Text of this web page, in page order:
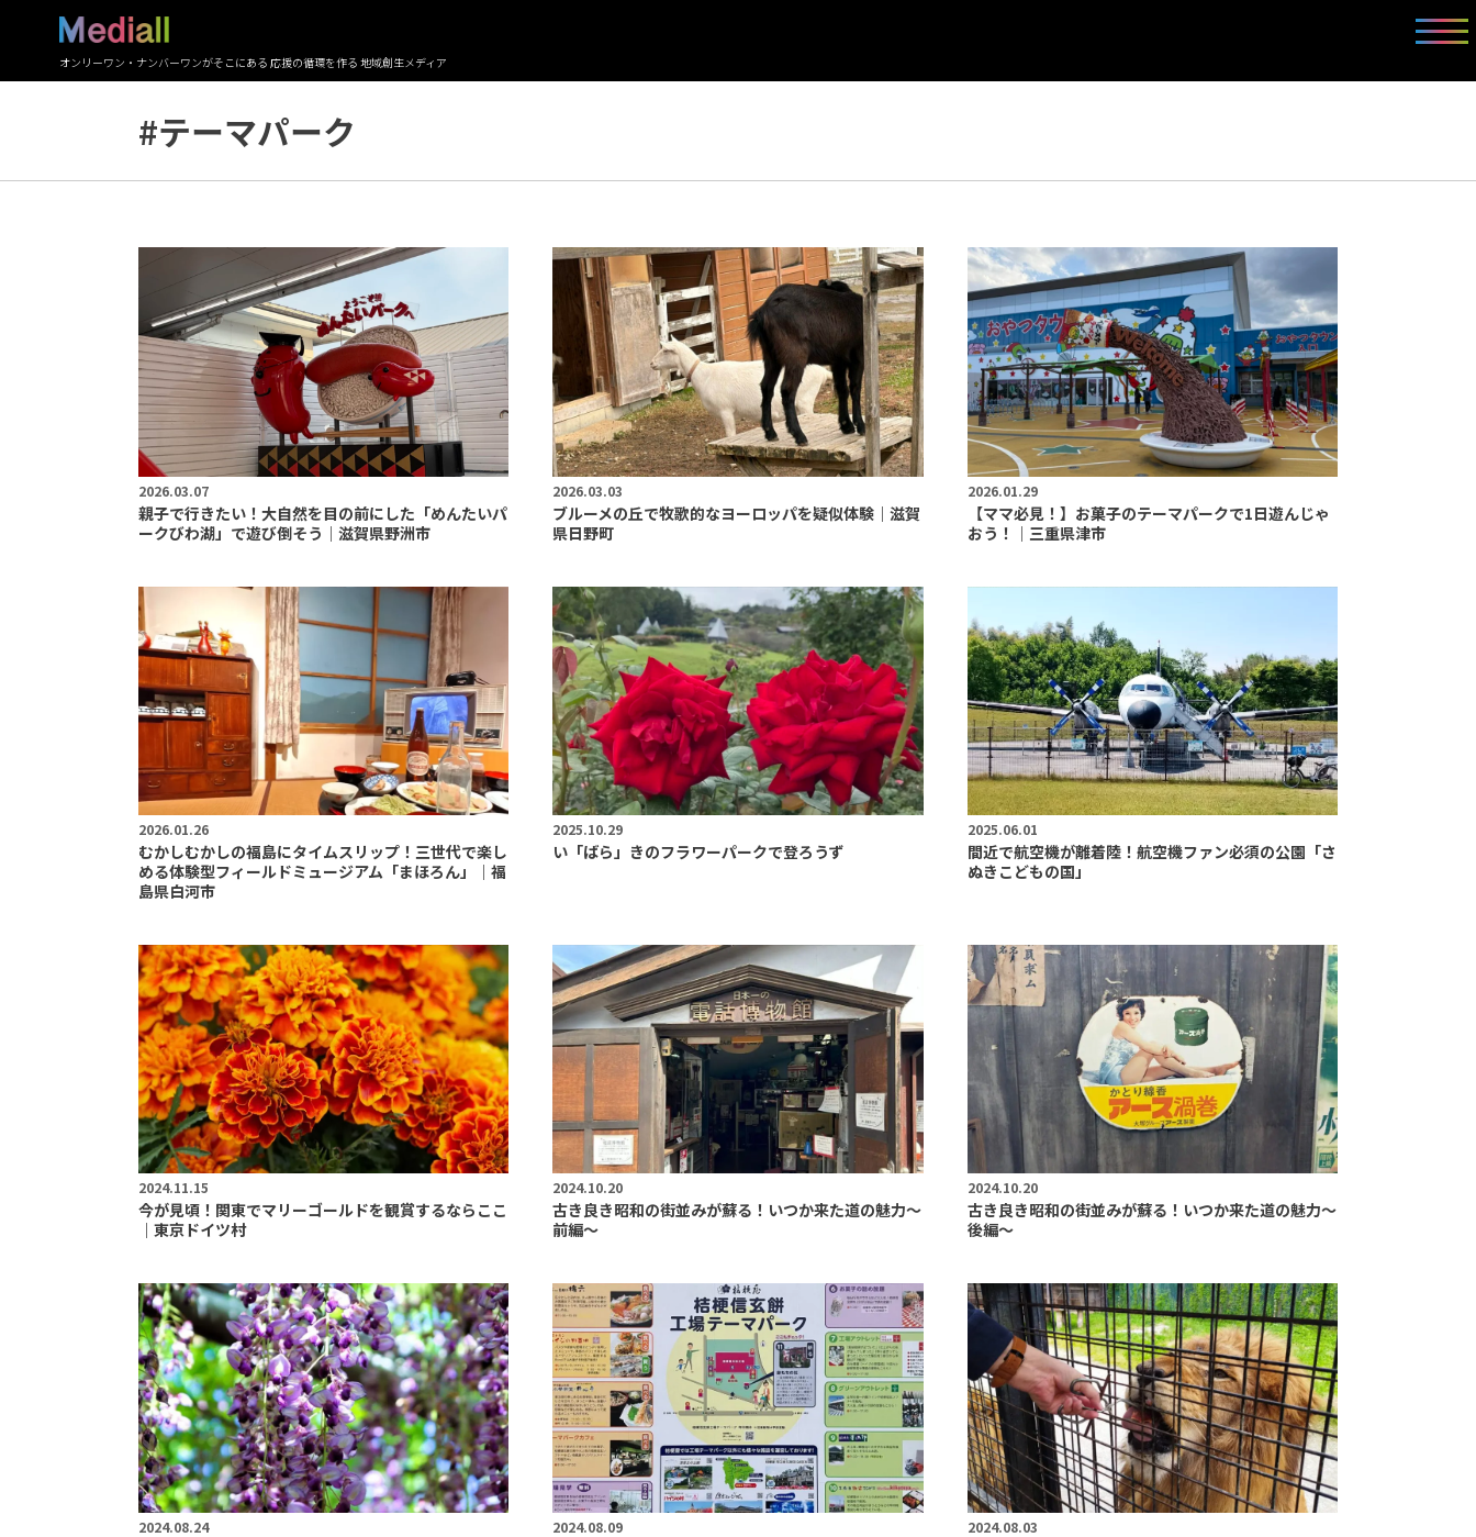
オンリーワン・ナンバーワンがそこにある 応援の循環を作る 地域創生メディア
#テーマパーク
2026.03.07
親子で行きたい！大自然を目の前にした「めんたいパ
ークびわ湖」で遊び倒そう｜滋賀県野洲市
2026.03.03
ブルーメの丘で牧歌的なヨーロッパを疑似体験｜滋賀
県日野町
2026.01.29
【ママ必見！】お菓子のテーマパークで1日遊んじゃ
おう！｜三重県津市
2026.01.26
むかしむかしの福島にタイムスリップ！三世代で楽し
める体験型フィールドミュージアム「まほろん」｜福
島県白河市
2025.10.29
い「ばら」きのフラワーパークで登ろうず
2025.06.01
間近で航空機が離着陸！航空機ファン必須の公園「さ
ぬきこどもの国」
2024.11.15
今が見頃！関東でマリーゴールドを観賞するならここ
｜東京ドイツ村
2024.10.20
古き良き昭和の街並みが蘇る！いつか来た道の魅力〜
前編〜
2024.10.20
古き良き昭和の街並みが蘇る！いつか来た道の魅力〜
後編〜
2024.08.24 2024.08.09 2024.08.03